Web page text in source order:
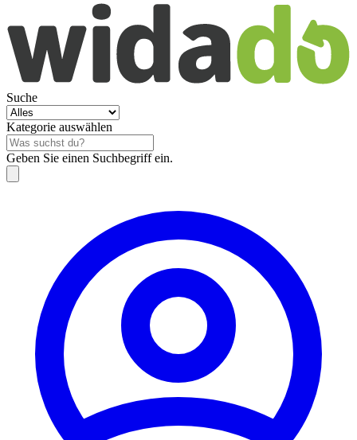
Suche
Kategorie auswählen
Geben Sie einen Suchbegriff ein.